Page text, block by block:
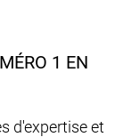
1 EN
d'expertise et